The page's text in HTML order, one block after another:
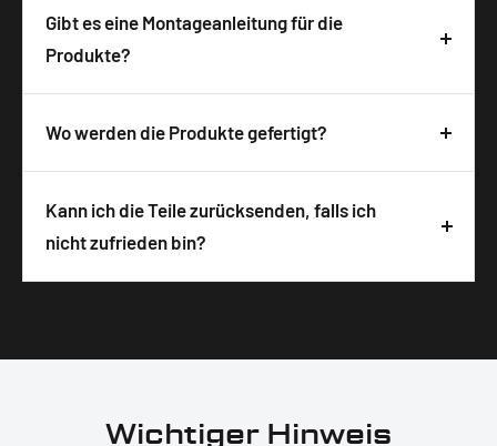
5 Tagen nach Bestelleingang geliefert. Die
Lieferzeit ist abhängig von der Verfügbarkeit und
sichere und schnelle Lieferung zu gewährleisten.
Gibt es eine Montageanleitung für die
Produkte?
Ja, zu allen unseren Produkten bekommst du
detaillierte Montagehinweise bzw. eine
Produktverpackung scannen. Die Hinweise
unterstützen dich dabei, die Teile sicher und
korrekt an deinem Motorrad zu installieren.
Wo werden die Produkte gefertigt?
Alle IRON OPTICS Produkte werden in
Deutschland designt, entwickelt und hergestellt.
Wir legen großen Wert auf hochwertige
Kann ich die Teile zurücksenden, falls ich
nicht zufrieden bin?
Ja, du kannst die Teile innerhalb von 14 Tagen
Rücksendung findest du in unseren
Wichtiger Hinweis